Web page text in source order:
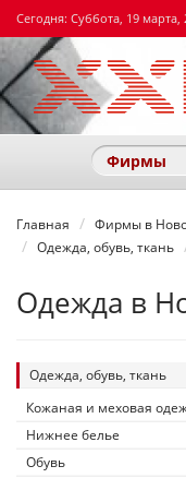
Сегодня: Суббота, 19 марта,
Фирмы
Главная
Фирмы в
Одежда, обувь, ткань
Одежда в
Одежда, обувь, ткань
Кожаная и меховая
Нижнее белье
Обувь